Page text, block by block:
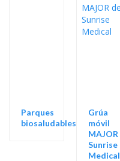
Parques
biosaludables
Grúa
móvil
MAJOR
Sunrise
Medical